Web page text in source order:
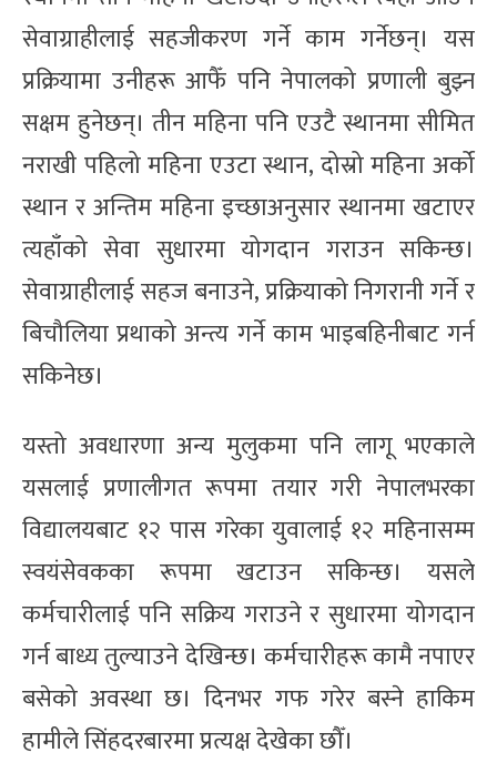
सेवाग्राहीलाई सहजीकरण गर्ने काम गर्नेछन्। यस
प्रक्रियामा उनीहरू आफैँ पनि नेपालको प्रणाली बुझ्न
सक्षम हुनेछन्। तीन महिना पनि एउटै स्थानमा सीमित
नराखी पहिलो महिना एउटा स्थान, दोस्रो महिना अर्को
स्थान र अन्तिम महिना इच्छाअनुसार स्थानमा खटाएर
त्यहाँको सेवा सुधारमा योगदान गराउन सकिन्छ।
सेवाग्राहीलाई सहज बनाउने, प्रक्रियाको निगरानी गर्ने र
बिचौलिया प्रथाको अन्त्य गर्ने काम भाइबहिनीबाट गर्न
सकिनेछ।
यस्तो अवधारणा अन्य मुलुकमा पनि लागू भएकाले
यसलाई प्रणालीगत रूपमा तयार गरी नेपालभरका
विद्यालयबाट १२ पास गरेका युवालाई १२ महिनासम्म
स्वयंसेवकका रूपमा खटाउन सकिन्छ। यसले
कर्मचारीलाई पनि सक्रिय गराउने र सुधारमा योगदान
गर्न बाध्य तुल्याउने देखिन्छ। कर्मचारीहरू कामै नपाएर
बसेको अवस्था छ। दिनभर गफ गरेर बस्ने हाकिम
हामीले सिंहदरबारमा प्रत्यक्ष देखेका छौँ।